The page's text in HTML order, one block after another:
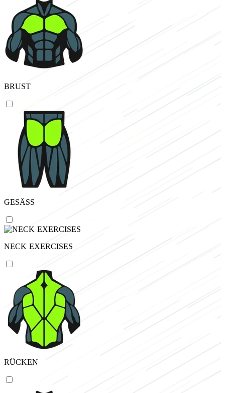
BRUST
GESÄSS
NECK EXERCISES
RÜCKEN